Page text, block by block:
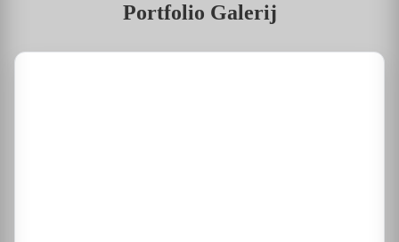
Portfolio Galerij